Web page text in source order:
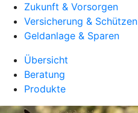
Zukunft & Vorsorgen
Versicherung & Schützen
Geldanlage & Sparen
Übersicht
Beratung
Produkte